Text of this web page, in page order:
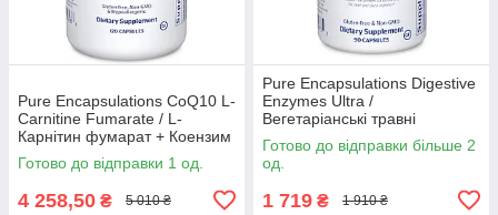
Pure Encapsulations CoQ10 L-
Carnitine Fumarate / L-
Карнітин фумарат + Коензим
Q10 120 капсул BX190
Готово до відправки 1 од.
4 258,50 ₴ 5 010 ₴
Pure Encapsulations Digestive
Enzymes Ultra /
Вегетаріанські травні
ферменти 90 капсул BX095
Готово до відправки більше 2
од.
1 719 ₴ 1 910 ₴